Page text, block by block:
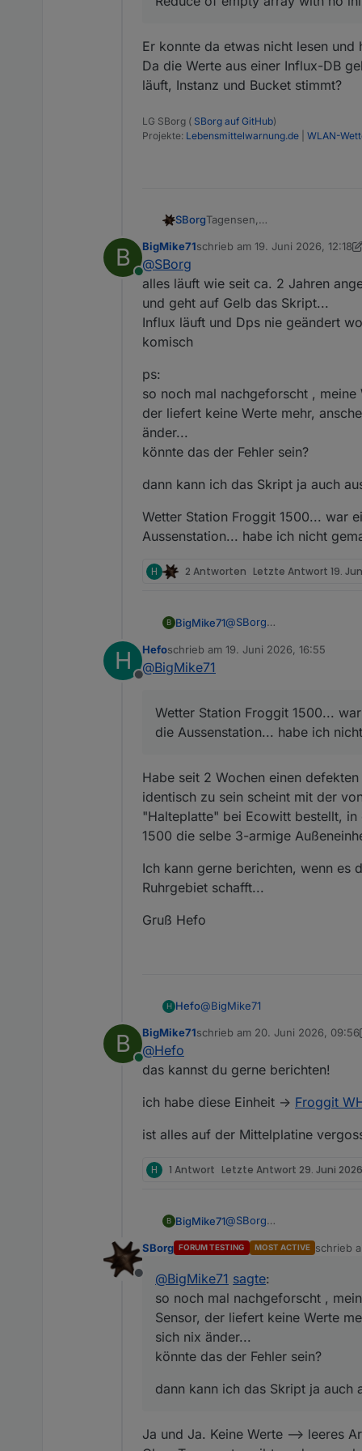
Er konnte da etwas nicht lesen
Da die Werte aus einer Influx-DB
läuft, Instanz und Bucket stimmt?
LG SBorg ( SBorg auf GitHub)
Projekte: Lebensmittelwarnung.de WLAN-
SBorgTagensen,
(Letzte_Regenmenge)
außerdem wird der
Ist also mehr zufällig zum
bestimmt schon einige
Entscheidend ist die erste
2026-06-18 01:03:00.039
empty array with no initial
Er konnte da etwas nicht
Da die Werte aus einer
B
Online
BigMike71schrieb am 19. Juni 2026, 12:18
zuletzt editiert von BigMike71
@SBorg
alles läuft wie seit ca. 2 Jahren
und geht auf Gelb das Skript...
Influx läuft und Dps nie geändert
komisch
ps:
so noch mal nachgeforscht , meine
der liefert keine Werte mehr,
änder...
könnte das der Fehler sein?
dann kann ich das Skript ja auch
Wetter Station Froggit 1500... war
Aussenstation... habe ich nicht
H 2 Antworten Letzte Antwort 19.
B BigMike71@SBorg
geht auf Gelb das Skript...
ps:
Wetter Station Froggit
Aussenstation... habe ich
H
Offline
Hefoschrieb am 19. Juni 2026, 16:55
zuletzt editiert von
@BigMike71
Wetter Station Froggit 1500...
die Aussenstation... habe ich
Habe seit 2 Wochen einen
identisch zu sein scheint mit der
"Halteplatte" bei Ecowitt bestellt,
1500 die selbe 3-armige
Ich kann gerne berichten, wenn es
Ruhrgebiet schafft...
Gruß Hefo
H Hefo@BigMike71
Aussenstation... habe ich
Habe seit 2 Wochen einen
bestellt, in der Hoffnung, dass
Ich kann gerne berichten, wenn
Gruß Hefo
B
Online
BigMike71schrieb am 20. Juni 2026, 09:56
zuletzt editiert von BigMike71
@Hefo
das kannst du gerne berichten!
ich habe diese Einheit -> Froggit
ist alles auf der Mittelplatine
H 1 Antwort Letzte Antwort 29. Juni
B BigMike71@SBorg
geht auf Gelb das Skript...
komisch
ps:
liefert keine Werte mehr,
könnte das der Fehler
dann kann ich das Skript
Wetter Station Froggit
Aussenstation... habe ich
Offline
SBorg FORUM TESTING MOST ACTIVE schrieb
zuletzt
@BigMike71 sagte:
so noch mal nachgeforscht ,
Sensor, der liefert keine Werte
sich nix änder...
könnte das der Fehler sein?
dann kann ich das Skript ja auch
Ja und Ja. Keine Werte --> leeres